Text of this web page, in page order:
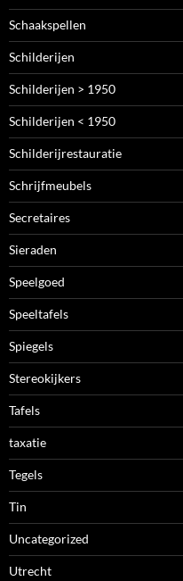
Schaakspellen
Schilderijen
Schilderijen > 1950
Schilderijen < 1950
Schilderijrestauratie
Schrijfmeubels
Secretaires
Sieraden
Speelgoed
Speeltafels
Spiegels
Stereokijkers
Tafels
taxatie
Tegels
Tin
Uncategorized
Utrecht